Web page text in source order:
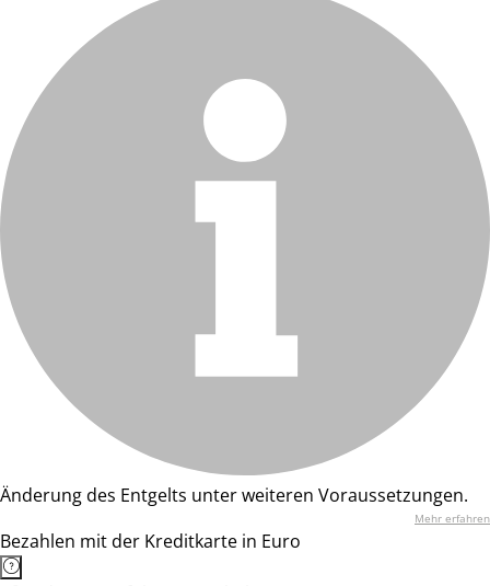
Änderung des Entgelts unter weiteren Voraussetzungen.
Mehr erfahren
Bezahlen mit der Kreditkarte in Euro